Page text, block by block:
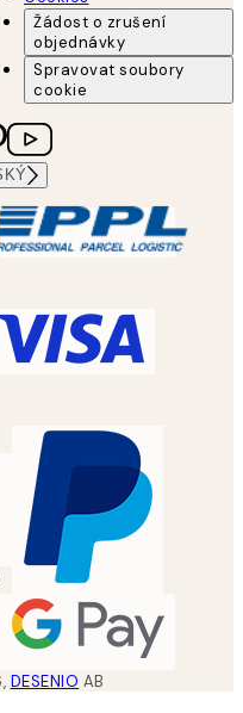
Žádost o zrušení
objednávky
Spravovat soubory
cookie
, DESENIO AB